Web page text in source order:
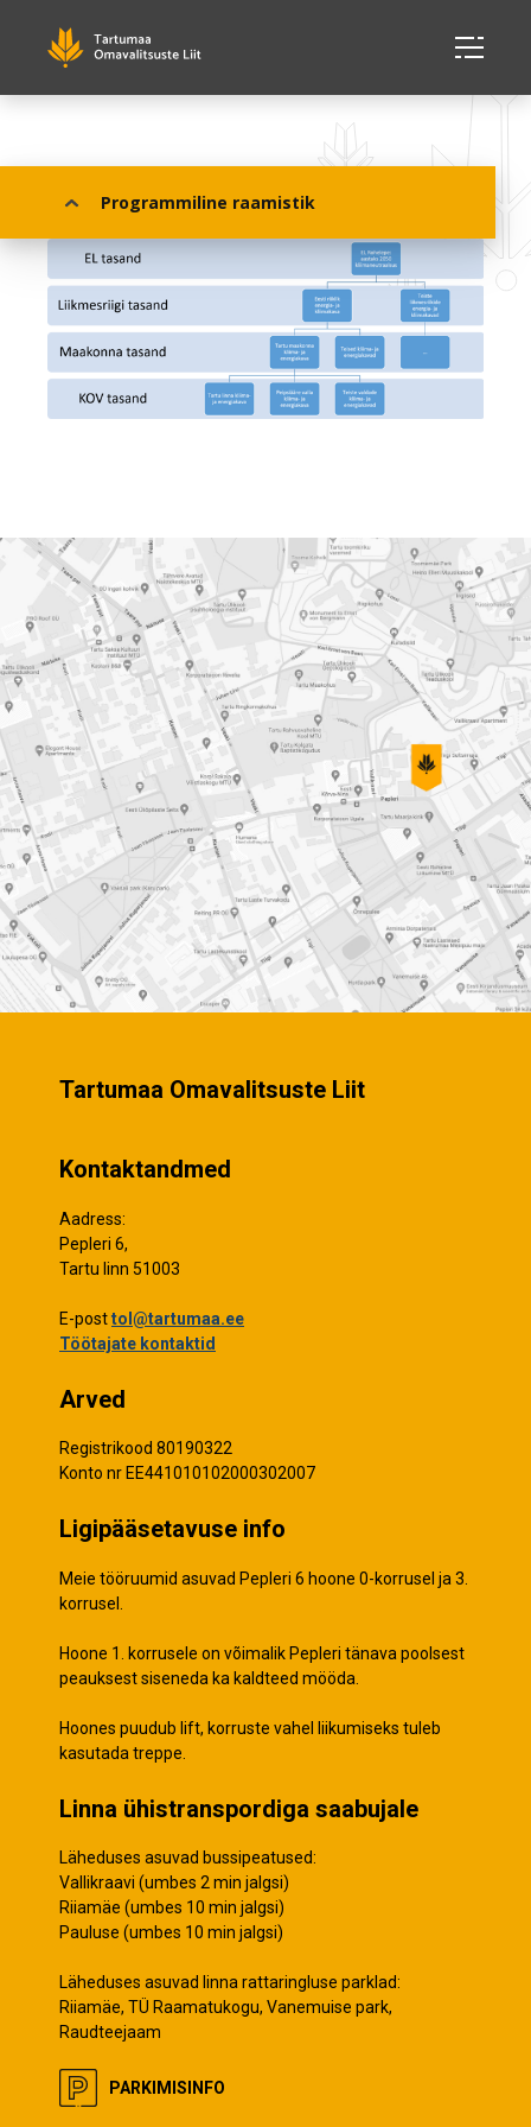
Programmiline raamistik
Tartumaa Omavalitsuste Liit
Kontaktandmed
Aadress:
Pepleri 6,
Tartu linn 51003
E-posttol@tartumaa.ee
Töötajate kontaktid
Arved
Registrikood 80190322
Konto nr EE441010102000302007
Ligipääsetavuse info
Meie tööruumid asuvad Pepleri 6 hoone 0-korrusel ja 3.
korrusel.
Hoone 1. korrusele on võimalik Pepleri tänava poolsest
peauksest siseneda ka kaldteed mööda.
Hoones puudub lift, korruste vahel liikumiseks tuleb
kasutada treppe.
Linna ühistranspordiga saabujale
Läheduses asuvad bussipeatused:
Vallikraavi (umbes 2 min jalgsi)
Riiamäe (umbes 10 min jalgsi)
Pauluse (umbes 10 min jalgsi)
Läheduses asuvad linna rattaringluse parklad:
Riiamäe, TÜ Raamatukogu, Vanemuise park,
Raudteejaam
PARKIMISINFO